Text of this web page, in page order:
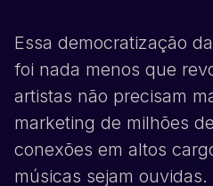
Essa democratização
foi nada menos que
artistas não precisam
marketing de milhões
conexões em altos
músicas sejam